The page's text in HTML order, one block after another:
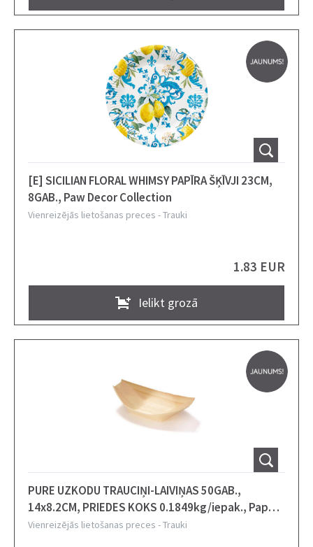
[E] SICILIAN FLORAL WHIMSY PAPĪRA ŠĶĪVJI 23CM,
8GAB., Paw Decor Collection
Vienreizējās lietošanas preces -Trauki
1.83 EUR
Ielikt grozā
PURE UZKODU TRAUCIŅI-LAIVIŅAS 50GAB.,
14x8.2CM, PRIEDES KOKS 0.1849kg/iepak., Pap
Star
Vienreizējās lietošanas preces -Trauki